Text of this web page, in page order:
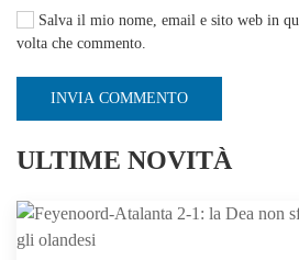
Salva il mio nome, email e sito web in
volta che commento.
INVIA COMMENTO
ULTIME NOVITÀ